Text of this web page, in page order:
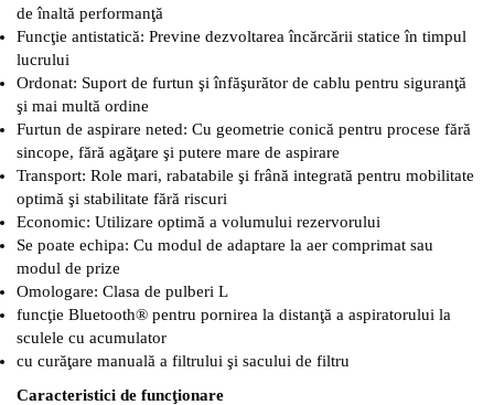
de înaltă performanţă
Funcţie antistatică: Previne dezvoltarea încărcării statice în timpul
lucrului
Ordonat: Suport de furtun şi înfăşurător de cablu pentru siguranţă
şi mai multă ordine
Furtun de aspirare neted: Cu geometrie conică pentru procese fără
sincope, fără agăţare şi putere mare de aspirare
Transport: Role mari, rabatabile şi frână integrată pentru mobilitate
optimă şi stabilitate fără riscuri
Economic: Utilizare optimă a volumului rezervorului
Se poate echipa: Cu modul de adaptare la aer comprimat sau
modul de prize
Omologare: Clasa de pulberi L
funcţie Bluetooth® pentru pornirea la distanţă a aspiratorului la
sculele cu acumulator
cu curăţare manuală a filtrului şi sacului de filtru
Caracteristici de funcţionare